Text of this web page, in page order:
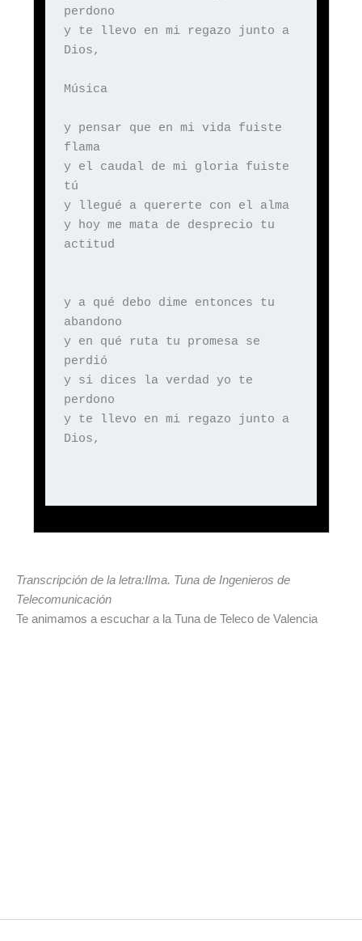
perdono
y te llevo en mi regazo junto a
Dios,
Música
y pensar que en mi vida fuiste
flama
y el caudal de mi gloria fuiste
tú
y llegué a quererte con el alma
y hoy me mata de desprecio tu
actitud
y a qué debo dime entonces tu
abandono
y en qué ruta tu promesa se
perdió
y si dices la verdad yo te
perdono
y te llevo en mi regazo junto a
Dios,
Transcripción de la letra:Ilma. Tuna de Ingenieros de
Telecomunicación
Te animamos a escuchar a la Tuna de Teleco de Valencia